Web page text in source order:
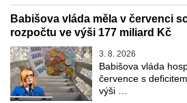
Babišova vláda měla v červenci
rozpočtu ve výši 177 miliard Kč
3. 8. 2026
Babišova vláda
července s
výši …